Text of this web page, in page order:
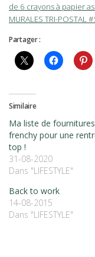
de 6 crayons à papier
MURALES TRI-POSTAL
Partager :
Similaire
Ma liste de fournitures
frenchy pour une
top !
31-08-2020
Dans "LIFESTYLE"
Back to work
14-08-2015
Dans "LIFESTYLE"